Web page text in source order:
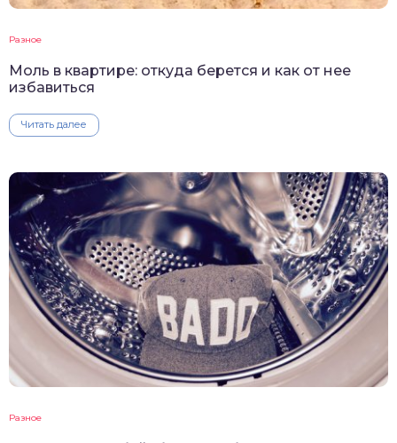
Разное
Моль в квартире: откуда берется и как от нее
избавиться
Читать далее
Разное